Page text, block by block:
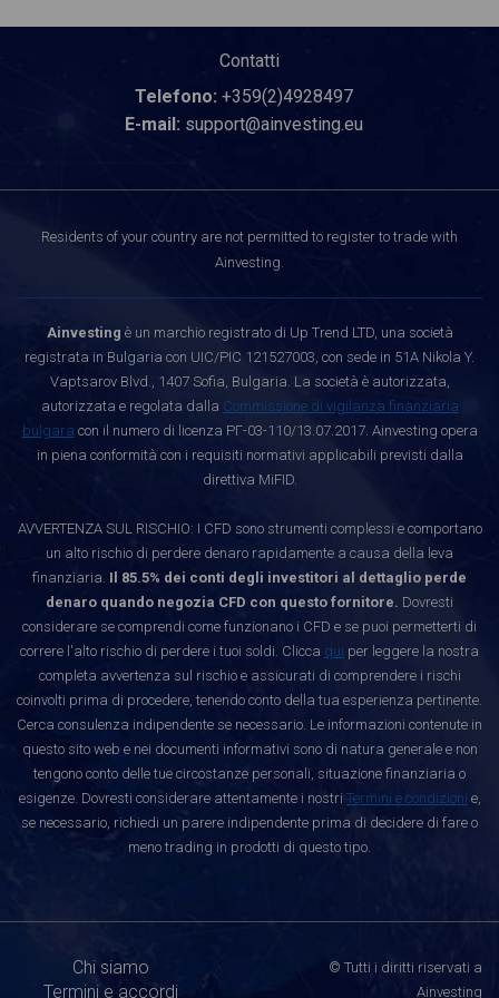
Contatti
Telefono: +359(2)4928497
E-mail: support@ainvesting.eu
Residents of your country are not permitted to register to trade with
Ainvesting.
Ainvesting è un marchio registrato di Up Trend LTD, una società
registrata in Bulgaria con UIC/PIC 121527003, con sede in 51A Nikola Y.
Vaptsarov Blvd., 1407 Sofia, Bulgaria. La società è autorizzata,
autorizzata e regolata dalla Commissione di vigilanza finanziaria
bulgara con il numero di licenza РГ-03-110/13.07.2017. Ainvesting opera
in piena conformità con i requisiti normativi applicabili previsti dalla
direttiva MiFID.
AVVERTENZA SUL RISCHIO: I CFD sono strumenti complessi e comportano
un alto rischio di perdere denaro rapidamente a causa della leva
finanziaria. Il 85.5% dei conti degli investitori al dettaglio perde
denaro quando negozia CFD con questo fornitore. Dovresti
considerare se comprendi come funzionano i CFD e se puoi permetterti di
correre l'alto rischio di perdere i tuoi soldi. Clicca qui per leggere la nostra
completa avvertenza sul rischio e assicurati di comprendere i rischi
coinvolti prima di procedere, tenendo conto della tua esperienza pertinente.
Cerca consulenza indipendente se necessario. Le informazioni contenute in
questo sito web e nei documenti informativi sono di natura generale e non
tengono conto delle tue circostanze personali, situazione finanziaria o
esigenze. Dovresti considerare attentamente i nostri Termini e condizioni e,
se necessario, richiedi un parere indipendente prima di decidere di fare o
meno trading in prodotti di questo tipo.
Chi siamo
Termini e accordi
© Tutti i diritti riservati a
Ainvesting